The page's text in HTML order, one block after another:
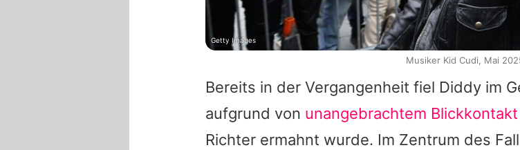
Bereits in der Vergangenheit fiel Diddy im
aufgrund von unangebrachtem Blickkontakt
Richter ermahnt wurde. Im Zentrum des
Getty Images
Musiker Kid Cudi, Mai